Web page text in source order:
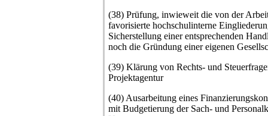
(38) Prüfung, inwieweit die von der
favorisierte hochschulinterne
Sicherstellung einer entsprechenden
noch die Gründung einer eigenen
(39) Klärung von Rechts- und
Projektagentur
(40) Ausarbeitung eines
mit Budgetierung der Sach- und